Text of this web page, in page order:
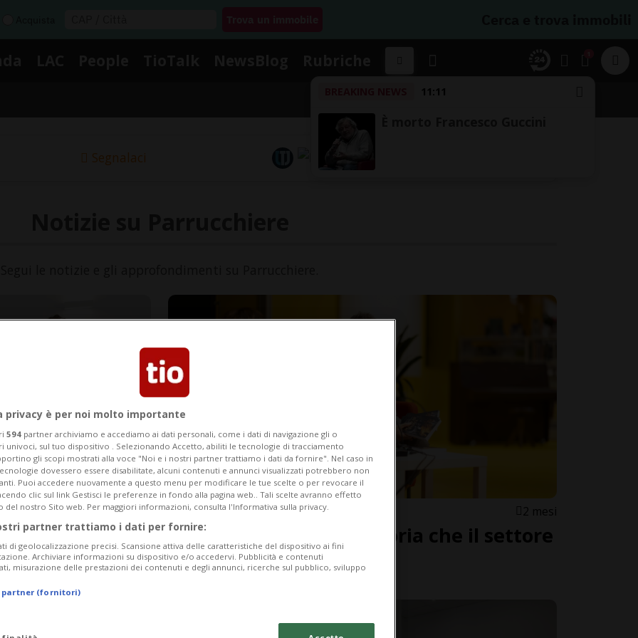
11:11
Segnalaci
3 sett
il
CANTONE 2 mesi
THINK BLONDE — La storia che il settore
hair non si aspettava
privacy è per noi molto importante
594 partner archiviamo e accediamo ai dati personali, come i dati di navigazione gli o
univoci, sul tuo dispositivo . Selezionando Accetto, abiliti le tecnologie di tracciamento
gli scopi mostrati alla voce "Noi e i nostri partner trattiamo i dati da fornire". Nel caso in
dovessero essere disabilitate, alcuni contenuti e annunci visualizzati potrebbero non
Puoi accedere nuovamente a questo menu per modificare le tue scelte o per revocare il
clic sul link Gestisci le preferenze in fondo alla pagina web.. Tali scelte avranno effetto
del nostro Sito web. Per maggiori informazioni, consulta l'Informativa sulla privacy.
partner trattiamo i dati per fornire:
di geolocalizzazione precisi. Scansione attiva delle caratteristiche del dispositivo ai fini
Archiviare informazioni su dispositivo e/o accedervi. Pubblicità e contenuti
misurazione delle prestazioni dei contenuti e degli annunci, ricerche sul pubblico, sviluppo
partner (fornitori)